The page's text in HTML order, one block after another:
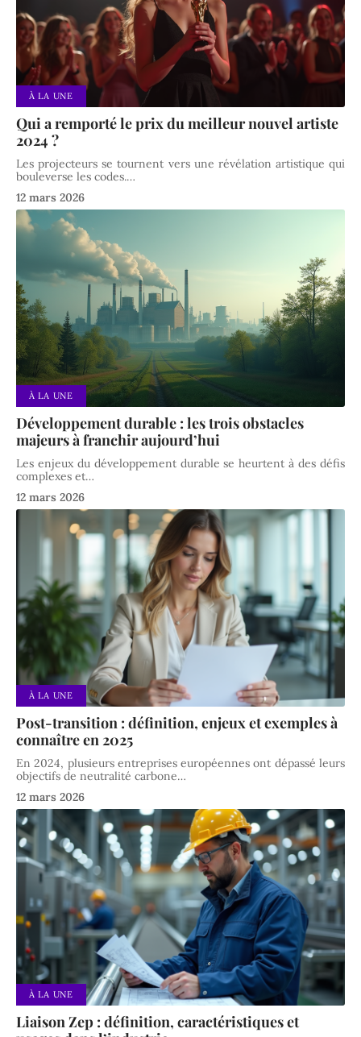
À LA UNE
Qui a remporté le prix du meilleur nouvel artiste
2024 ?
Les projecteurs se tournent vers une révélation artistique qui
bouleverse les codes.…
12 mars 2026
À LA UNE
Développement durable : les trois obstacles
majeurs à franchir aujourd’hui
Les enjeux du développement durable se heurtent à des défis
complexes et…
12 mars 2026
À LA UNE
Post-transition : définition, enjeux et exemples à
connaître en 2025
En 2024, plusieurs entreprises européennes ont dépassé leurs
objectifs de neutralité carbone…
12 mars 2026
À LA UNE
Liaison Zep : définition, caractéristiques et